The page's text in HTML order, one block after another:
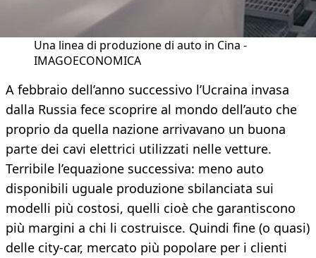
Una linea di produzione di auto in Cina -
IMAGOECONOMICA
A febbraio dell’anno successivo l’Ucraina invasa
dalla Russia fece scoprire al mondo dell’auto che
proprio da quella nazione arrivavano un buona
parte dei cavi elettrici utilizzati nelle vetture.
Terribile l’equazione successiva: meno auto
disponibili uguale produzione sbilanciata sui
modelli più costosi, quelli cioè che garantiscono
più margini a chi li costruisce. Quindi fine (o quasi)
delle city-car, mercato più popolare per i clienti